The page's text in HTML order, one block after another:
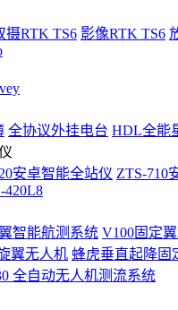
摄RTK TS6 影像RTK TS6
全协议外挂电台 HDL全能
安卓智能全站仪 ZTS-710
420L8
智能航测系统 V100固定
翼无人机 蜂虎垂直起降固
全自动无人机测流系统